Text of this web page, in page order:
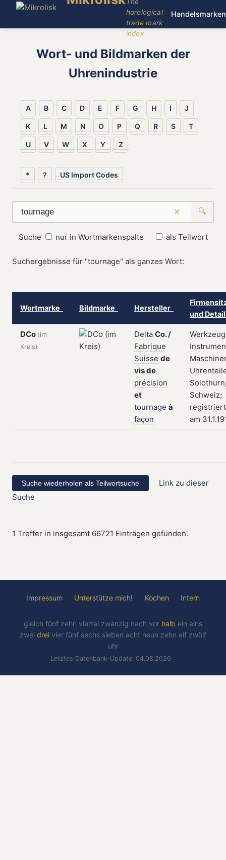
horological
trade mark
index
Handelsmarken
Wort- und Bildmarken der
Uhrenindustrie
A B C D E F G H I J
K L M N O P Q R S T
U V W X Y Z
* ? US Import Codes
× 🔍
Suche nur in Wortmarkenspalte als Teilwort
Suchergebnisse für "tournage" als ganzes Wort:
Wortmarke Bildmarke Hersteller
und
DCo (im
Kreis)
Delta Co./
Fabrique
Suisse de
visde
précision
et
tournage à
façon
Schweiz;
registriert
am
Link zu dieser
Suche
1 Treffer in insgesamt 66721 Einträgen gefunden.
Impressum Unterstütze mich! Kochen Intern
gleich fünf zehn viertel zwanzig nach vor halb ein eins
zwei drei vier fünf sechs sieben acht neun zehn elf zwölf
uhr
Letztes Datenbank-Update: 04.08.2026